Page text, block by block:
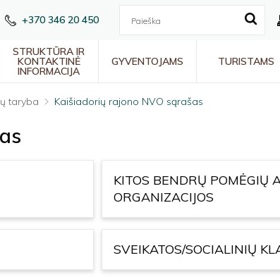
+370 346 20 450
STRUKTŪRA IR
KONTAKTINĖ
INFORMACIJA
GYVENTOJAMS TURISTAMS
taryba Kaišiadorių rajono NVO sąrašas
KITOS BENDRŲ POMĖGIŲ
ORGANIZACIJOS
SVEIKATOS/SOCIALINIŲ